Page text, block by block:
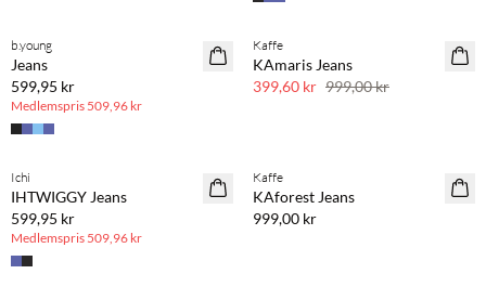
b.young
Jeans
599,95 kr
Medlemspris 509,96 kr
SAVE20
Kaffe
KAmaris Jeans
399,60 kr 999,00 kr
BASIC DEAL
Ichi
IHTWIGGY Jeans
599,95 kr
Medlemspris 509,96 kr
Kaffe
KAforest Jeans
999,00 kr